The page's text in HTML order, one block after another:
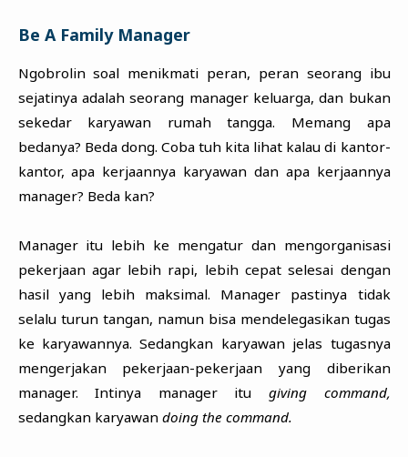
Be A Family Manager
Ngobrolin soal menikmati peran, peran seorang ibu
sejatinya adalah seorang manager keluarga, dan bukan
sekedar karyawan rumah tangga. Memang apa
bedanya? Beda dong. Coba tuh kita lihat kalau di kantor-
kantor, apa kerjaannya karyawan dan apa kerjaannya
manager? Beda kan?
Manager itu lebih ke mengatur dan mengorganisasi
pekerjaan agar lebih rapi, lebih cepat selesai dengan
hasil yang lebih maksimal. Manager pastinya tidak
selalu turun tangan, namun bisa mendelegasikan tugas
ke karyawannya. Sedangkan karyawan jelas tugasnya
mengerjakan pekerjaan-pekerjaan yang diberikan
manager. Intinya manager itu giving command,
sedangkan karyawan doing the command.